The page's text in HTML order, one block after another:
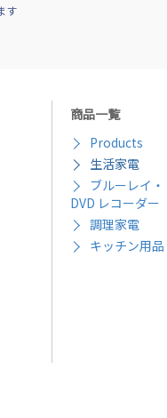
す
商品一覧
Products
生活家電
ブルーレイ・
DVD レコーダー
調理家電
キッチン用品